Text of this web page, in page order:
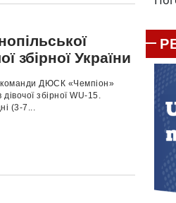
збірної України
команди ДЮСК «Чемпіон»
збірної WU-15.
(3-7...